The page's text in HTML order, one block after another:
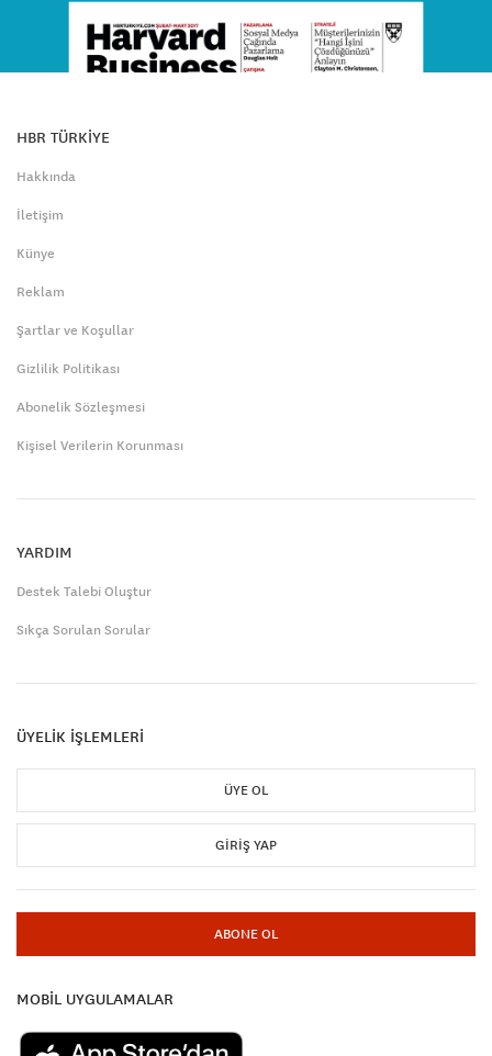
HBR TÜRKİYE
Hakkında
İletişim
Künye
Reklam
Şartlar ve Koşullar
Gizlilik Politikası
Abonelik Sözleşmesi
Kişisel Verilerin Korunması
YARDIM
Destek Talebi Oluştur
Sıkça Sorulan Sorular
ÜYELİK İŞLEMLERİ
ÜYE OL
GIRIŞ YAP
ABONE OL
MOBİL UYGULAMALAR